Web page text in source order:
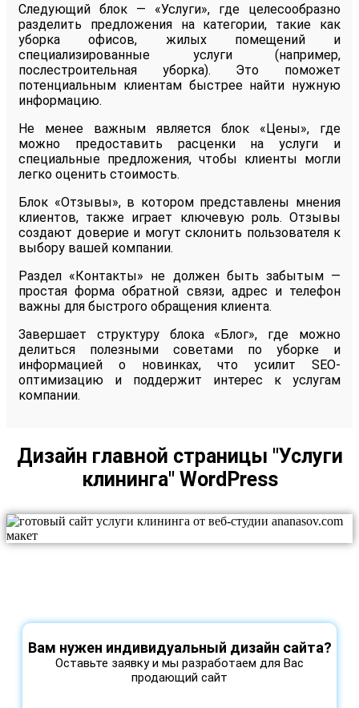
Следующий блок — «Услуги», где целесообразно
разделить предложения на категории, такие как
уборка офисов, жилых помещений и
специализированные услуги (например,
послестроительная уборка). Это поможет
потенциальным клиентам быстрее найти нужную
информацию.
Не менее важным является блок «Цены», где
можно предоставить расценки на услуги и
специальные предложения, чтобы клиенты могли
легко оценить стоимость.
Блок «Отзывы», в котором представлены мнения
клиентов, также играет ключевую роль. Отзывы
создают доверие и могут склонить пользователя к
выбору вашей компании.
Раздел «Контакты» не должен быть забытым —
простая форма обратной связи, адрес и телефон
важны для быстрого обращения клиента.
Завершает структуру блока «Блог», где можно
делиться полезными советами по уборке и
информацией о новинках, что усилит SEO-
оптимизацию и поддержит интерес к услугам
компании.
Дизайн главной страницы "Услуги
клининга" WordPress
Вам нужен индивидуальный дизайн сайта?
Оставьте заявку и мы разработаем для Вас
продающий сайт